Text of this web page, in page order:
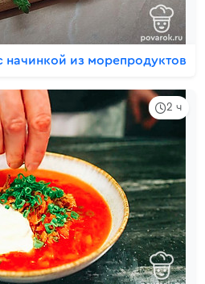
начинкой из морепродуктов
2 ч